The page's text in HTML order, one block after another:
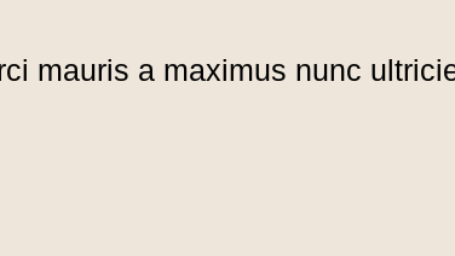
mauris a maximus nunc